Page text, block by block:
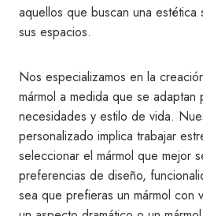
aquellos que buscan una
sus espacios.
Nos especializamos en la
mármol a medida que se adaptan
necesidades y estilo de vida.
personalizado implica trabajar
seleccionar el mármol que mejor
preferencias de diseño,
sea que prefieras un mármol con